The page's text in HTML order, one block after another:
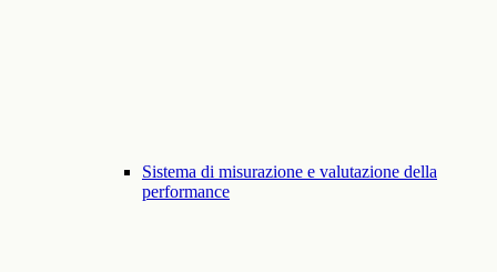
Sistema di misurazione e valutazione della
performance